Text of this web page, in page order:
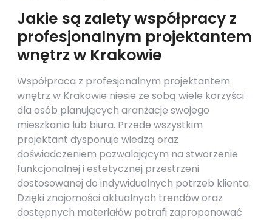
Jakie są zalety współpracy z
profesjonalnym projektantem
wnętrz w Krakowie
Współpraca z profesjonalnym projektantem
wnętrz w Krakowie niesie ze sobą wiele korzyści
dla osób planujących aranżację swojego
mieszkania lub biura. Przede wszystkim
projektant dysponuje wiedzą oraz
doświadczeniem pozwalającym na stworzenie
funkcjonalnej i estetycznej przestrzeni
dostosowanej do indywidualnych potrzeb klienta.
Dzięki znajomości aktualnych trendów oraz
dostępnych materiałów potrafi zaproponować